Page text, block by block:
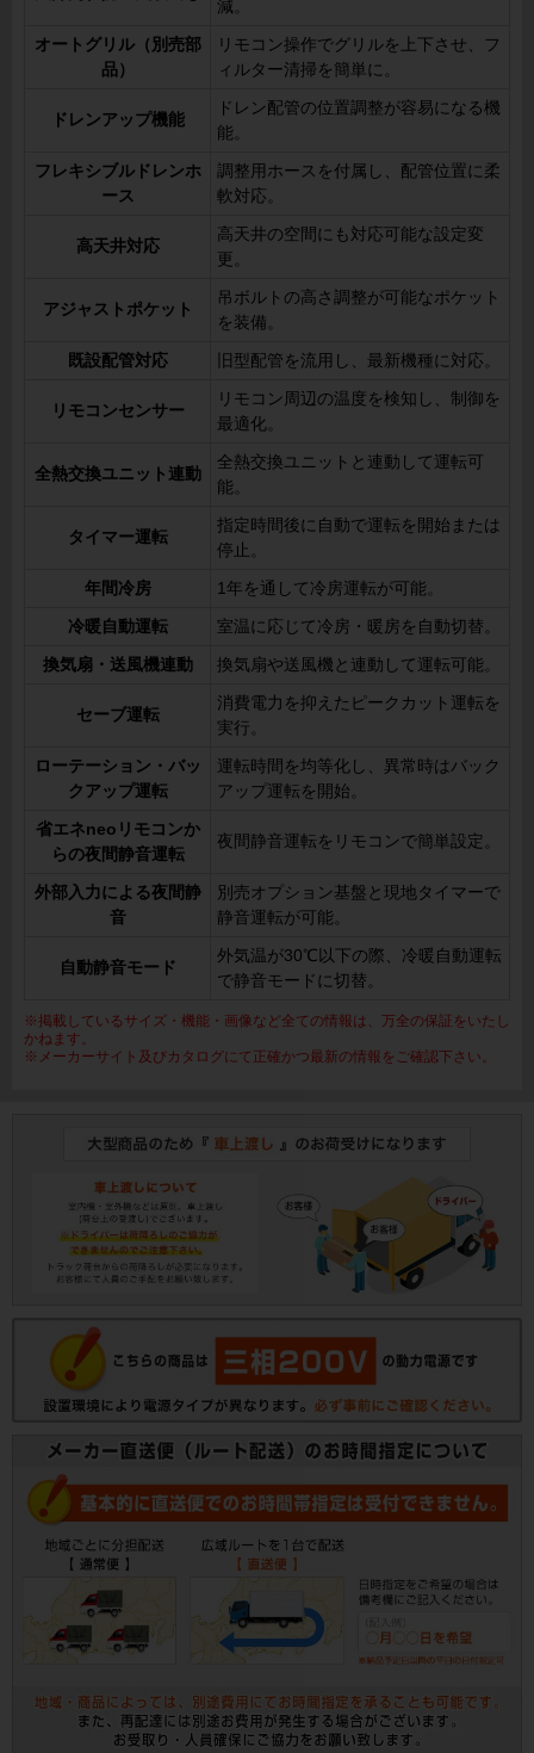
減。
オートグリル（別売部
品）
リモコン操作でグリルを上下させ、フ
ィルター清掃を簡単に。
ドレンアップ機能
ドレン配管の位置調整が容易になる機
能。
フレキシブルドレンホ
ース
調整用ホースを付属し、配管位置に柔
軟対応。
高天井対応
高天井の空間にも対応可能な設定変
更。
アジャストポケット
吊ボルトの高さ調整が可能なポケット
を装備。
既設配管対応 旧型配管を流用し、最新機種に対応。
リモコンセンサー
リモコン周辺の温度を検知し、制御を
最適化。
全熱交換ユニット連動
全熱交換ユニットと連動して運転可
能。
タイマー運転
指定時間後に自動で運転を開始または
停止。
年間冷房 1年を通して冷房運転が可能。
冷暖自動運転 室温に応じて冷房・暖房を自動切替。
換気扇・送風機連動 換気扇や送風機と連動して運転可能。
セーブ運転
消費電力を抑えたピークカット運転を
実行。
ローテーション・バッ
クアップ運転
運転時間を均等化し、異常時はバック
アップ運転を開始。
省エネneoリモコンか
らの夜間静音運転
夜間静音運転をリモコンで簡単設定。
外部入力による夜間静
音
別売オプション基盤と現地タイマーで
静音運転が可能。
自動静音モード
外気温が30℃以下の際、冷暖自動運転
で静音モードに切替。
※掲載しているサイズ・機能・画像など全ての情報は、万全の保証をいたし
かねます。
※メーカーサイト及びカタログにて正確かつ最新の情報をご確認下さい。